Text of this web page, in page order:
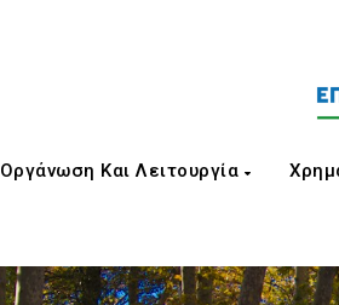
Οργάνωση Και Λειτουργία